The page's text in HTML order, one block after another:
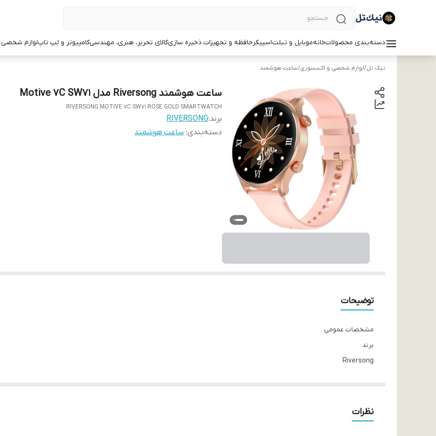
دسته‌بندی محصولاتخانهموبایل و تبلتاسپیکرحافظه و تجهیزات ذخیره سازیکالای تحریر، هنری، مهندسیکامپیوتر و لپ تاپلوازم
نیک تل/لوازم شخصی و اکسسوری/ساعت هوشمند
ساعت هوشمند Riversong مدل Motive 7C SW71
RIVERSONG MOTIVE 7C SW71 ROSE GOLD SMARTWATCH
برند:RIVERSONG
دسته‌بندی: ساعت هوشمند
توضیحات
مشخصات عمومی
برند
Riversong
مدل
SW71
نظرات